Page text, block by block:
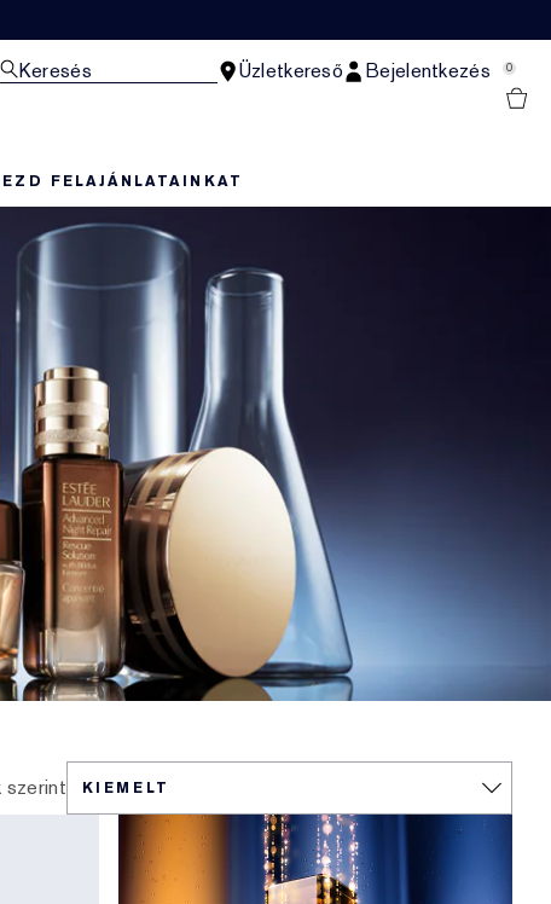
Keresés Üzletkereső Bejelentkezés 0
FELAJÁNLATAINKAT
szerint